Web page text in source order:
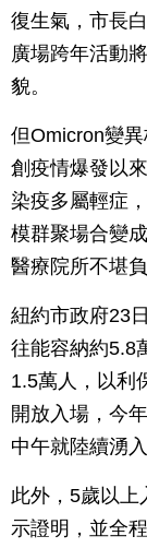
復生氣，市長
廣場跨年活動
貌。
但Omicron變
創疫情爆發以
染疫多屬輕症
模群聚場合變
醫療院所不堪負
紐約市政府23
往能容納約5.8
1.5萬人，以利
開放入場，今
中午就陸續湧
此外，5歲以上
示證明，並全